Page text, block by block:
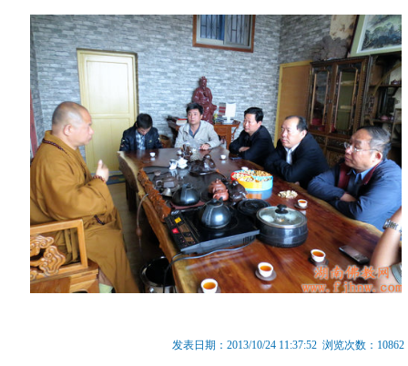
发表日期：2013/10/24 11:37:52 浏览次数：10862